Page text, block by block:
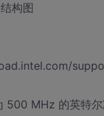
构图
500 MHz 的英特